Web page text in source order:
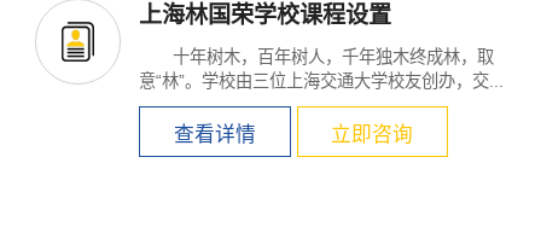
上海林国荣学校课程设置
十年树木，百年树人，千年独木终成林，取
意“林”。学校由三位上海交通大学校友创办，交...
查看详情 立即咨询